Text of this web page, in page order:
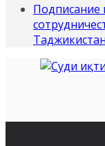
Подписание